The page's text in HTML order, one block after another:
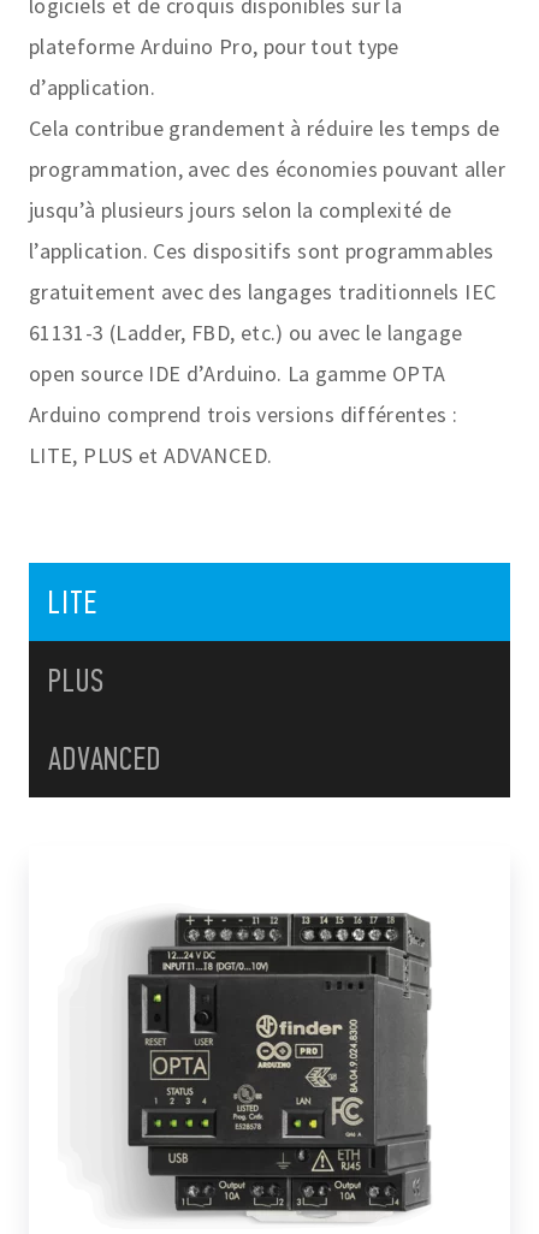
plateforme Arduino Pro, pour tout type
d’application.
Cela contribue grandement à réduire les temps de
programmation, avec des économies pouvant aller
jusqu’à plusieurs jours selon la complexité de
l’application. Ces dispositifs sont programmables
gratuitement avec des langages traditionnels IEC
61131-3 (Ladder, FBD, etc.) ou avec le langage
open source IDE d’Arduino. La gamme OPTA
Arduino comprend trois versions différentes :
LITE, PLUS et ADVANCED.
LITE
PLUS
ADVANCED